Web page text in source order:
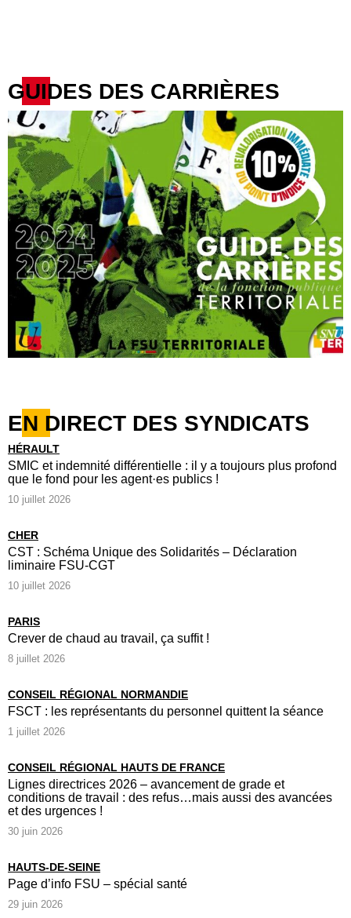
GUIDES DES CARRIÈRES
EN DIRECT DES SYNDICATS
HÉRAULT
SMIC et indemnité différentielle : il y a toujours plus profond
que le fond pour les agent·es publics !
10 juillet 2026
CHER
CST : Schéma Unique des Solidarités – Déclaration
liminaire FSU-CGT
10 juillet 2026
PARIS
Crever de chaud au travail, ça suffit !
8 juillet 2026
CONSEIL RÉGIONAL NORMANDIE
FSCT : les représentants du personnel quittent la séance
1 juillet 2026
CONSEIL RÉGIONAL HAUTS DE FRANCE
Lignes directrices 2026 – avancement de grade et
conditions de travail : des refus…mais aussi des avancées
et des urgences !
30 juin 2026
HAUTS-DE-SEINE
Page d’info FSU – spécial santé
29 juin 2026